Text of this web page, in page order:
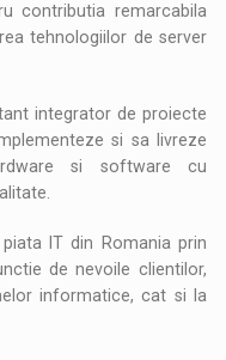
contributia remarcabila
tehnologiilor de server
integrator de proiecte
si sa livreze
si software cu
IT din Romania prin
de nevoile clientilor,
informatice, cat si la